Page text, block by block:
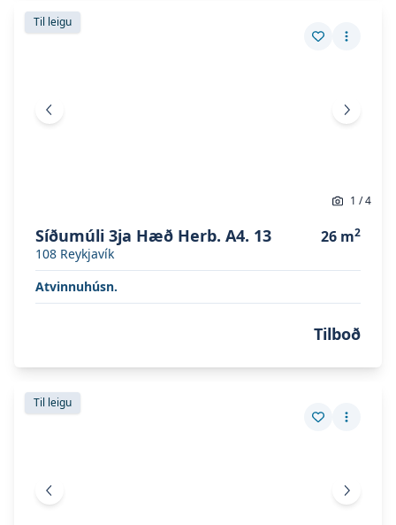
Skoða eignina
Til leigu
Vista eign
Fleiri
Skoða eignina
Fyrri mynd Næsta
1 /4
Síðumúli 3ja Hæð Herb. A4. 13
108 Reykjavík
26 m2
Atvinnuhúsn.
Tilboð
Skoða eignina
Til leigu
Vista eign
Fleiri
Skoða eignina
Fyrri mynd Næsta